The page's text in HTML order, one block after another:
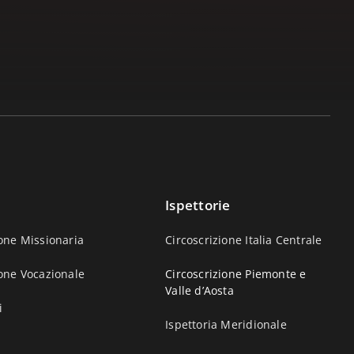
Missionaria
Vocazionale
Ispettorie
Circoscrizione Italia Centrale
Circoscrizione Piemonte e
Valle d’Aosta
Ispettoria Meridionale